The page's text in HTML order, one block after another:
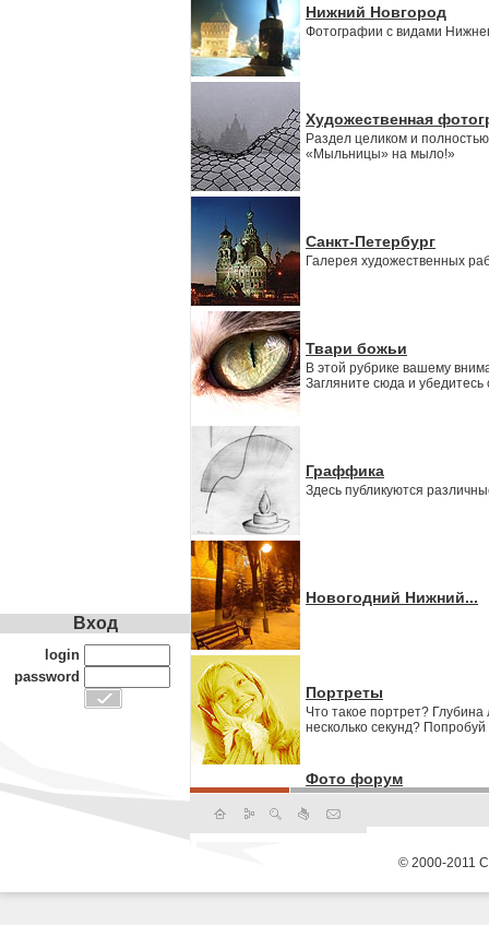
Нижний Новгород
Фотографии с видами
Художественная
Раздел целиком и
«Мыльницы» на мыло!»
Санкт-Петербург
Галерея художественных
Твари божьи
В этой рубрике вашему
Загляните сюда и
Граффика
Здесь публикуются
Новогодний Нижний...
Портреты
Что такое портрет?
несколько секунд?
Фото форум
Вход
login
password
© 2000-2011